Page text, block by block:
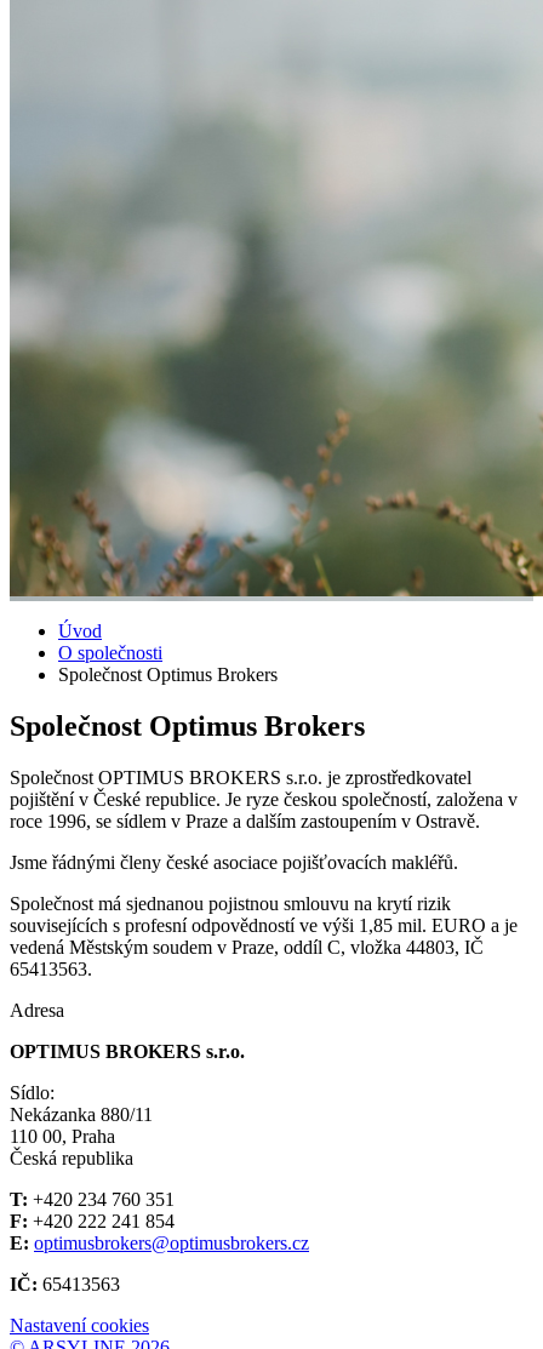
Úvod
O společnosti
Společnost Optimus Brokers
Společnost Optimus Brokers
Společnost OPTIMUS BROKERS s.r.o. je zprostředkovatel
pojištění v České republice. Je ryze českou společností, založena v
roce 1996, se sídlem v Praze a dalším zastoupením v Ostravě.
Jsme řádnými členy české asociace pojišťovacích makléřů.
Společnost má sjednanou pojistnou smlouvu na krytí rizik
souvisejících s profesní odpovědností ve výši 1,85 mil. EURO a je
vedená Městským soudem v Praze, oddíl C, vložka 44803, IČ
65413563.
Adresa
OPTIMUS BROKERS s.r.o.
Sídlo:
Nekázanka 880/11
110 00, Praha
Česká republika
T: +420 234 760 351
F: +420 222 241 854
E: optimusbrokers@optimusbrokers.cz
IČ: 65413563
Nastavení cookies